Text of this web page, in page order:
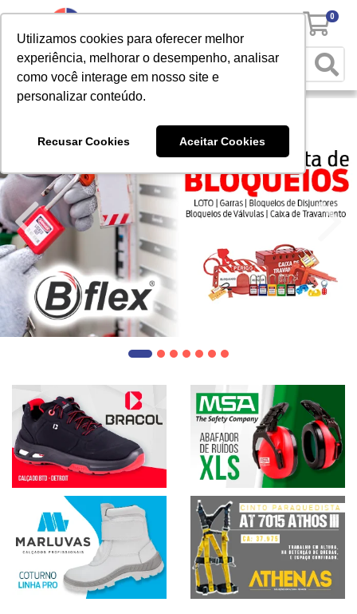
Utilizamos cookies para oferecer melhor
experiência, melhorar o desempenho, analisar
como você interage em nosso site e
personalizar conteúdo.
Recusar Cookies Aceitar Cookies
0